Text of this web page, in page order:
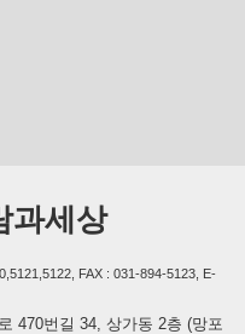
과세상
FAX : 031-894-5123, E-
470번길 34, 상가동 2층 (망포